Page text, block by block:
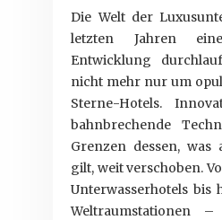
Die Welt der
letzten Jahren
Entwicklung
nicht mehr nur um
Sterne-Hotels.
bahnbrechende
Grenzen dessen, was
gilt, weit verschoben.
Unterwasserhotels bis
Weltraumstationen